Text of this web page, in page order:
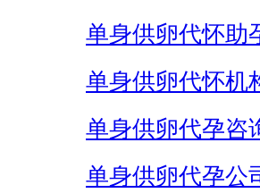
单身供卵代怀助
单身供卵代怀机
单身供卵代孕咨
单身供卵代孕公